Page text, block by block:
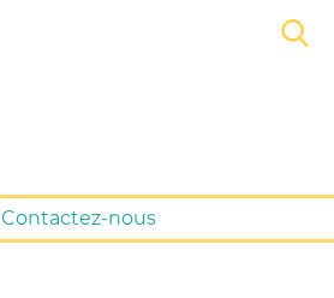
Contactez-nous